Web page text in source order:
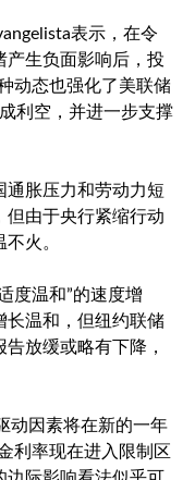
表示，在令
产生负面影响后，投
动态也强化了美联储
利空，并进一步支撑
通胀压力和劳动力短
但由于央行紧缩行动
火。
度温和”的速度增
长温和，但纽约联储
放缓或略有下降，
动因素将在新的一年
利率现在进入限制区